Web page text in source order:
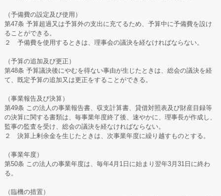
（予備費の設定及び使用）
第47条 予算超過又は予算外の支出に充てるため、予算中に予備費を設け
ることができる。
２ 予備費を使用するときは、理事会の議決を経なければならない。
（予算の追加及び更正）
第48条 予算議決後にやむを得ない事由が生じたときは、総会の議決を経
て、既定予算の追加又は更正をすることができる。
（事業報告及び決算）
第49条 この法人の事業報告書、収支計算書、貸借対照表及び財産目録等
の決算に関する書類は、毎事業年度終了後、速やかに、理事長が作成し、
監事の監査を受け、総会の議決を経なければならない。
２ 決算上剰余金を生じたときは、次事業年度に繰り越すものとする。
（事業年度）
第50条 この法人の事業年度は、毎年4月1日に始まり翌年3月31日に終わ
る。
（臨機の措置）